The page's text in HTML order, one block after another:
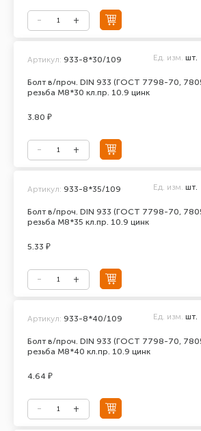
Болт в/проч. DIN 933 (ГОСТ 7798-70,
резьба М8*30 кл.пр. 10.9 цинк
Артикул: 933-8*30/109 Ед. изм. шт.
3.80 ₽
Болт в/проч. DIN 933 (ГОСТ 7798-70,
резьба М8*35 кл.пр. 10.9 цинк
Артикул: 933-8*35/109 Ед. изм. шт.
5.33 ₽
Болт в/проч. DIN 933 (ГОСТ 7798-70,
резьба М8*40 кл.пр. 10.9 цинк
Артикул: 933-8*40/109 Ед. изм. шт.
4.64 ₽